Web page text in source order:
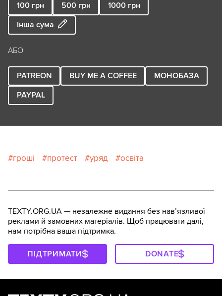
100 грн 500 грн 1000 грн
Інша сума
АБО
PATREON BUY ME A COFFEE
МОНОБАЗА
PAYPAL
гроші протест уряд освіта
TEXTY.ORG.UA — незалежне видання без навʼязливої
реклами й замовних матеріалів. Щоб працювати далі,
нам потрібна ваша підтримка.
ПІДТРИМАТИ DONATE